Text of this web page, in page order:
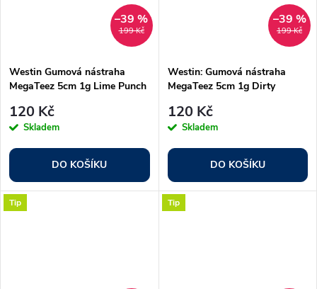
199 Kč
–39 %
Westin Gumová nástraha
MegaTeez 5cm 1g Lime Punch
120 Kč
Skladem
DO KOŠÍKU
199 Kč
–39 %
Westin: Gumová nástraha
MegaTeez 5cm 1g Dirty
120 Kč
Skladem
DO KOŠÍKU
Tip Tip